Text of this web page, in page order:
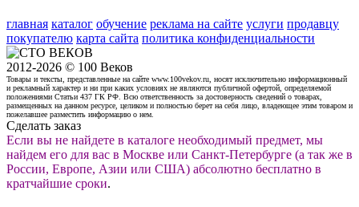
главная каталог обучение реклама на сайте услуги продавцу
покупателю карта сайта политика конфиденциальности
2012-2026 © 100 Веков
Товары и тексты, представленные на сайте www.100vekov.ru, носят исключительно информационный
и рекламный характер и ни при каких условиях не являются публичной офертой, определяемой
положениями Статьи 437 ГК РФ. Всю ответственность за достоверность сведений о товарах,
размещенных на данном ресурсе, целиком и полностью берет на себя лицо, владеющее этим товаром и
пожелавшее разместить информацию о нем.
Сделать заказ
Если вы не найдете в каталоге необходимый предмет, мы
найдем его для вас в Москве или Санкт-Петербурге (а так же в
России, Европе, Азии или США) абсолютно бесплатно в
кратчайшие сроки.